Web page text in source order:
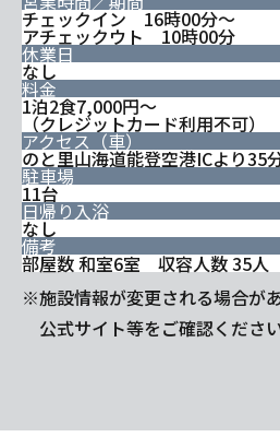
チェックイン 16時00分～
アチェックウト 10時00分
休業日
なし
料金
1泊2食7,000円～
（クレジットカード利用不可）
アクセス（車）
のと里山海道能登空港ICより35
駐車場
11台
日帰り入浴
なし
備考
部屋数 和室6室 収容人数 35人
※施設情報が変更される場合が
公式サイト等をご確認ください